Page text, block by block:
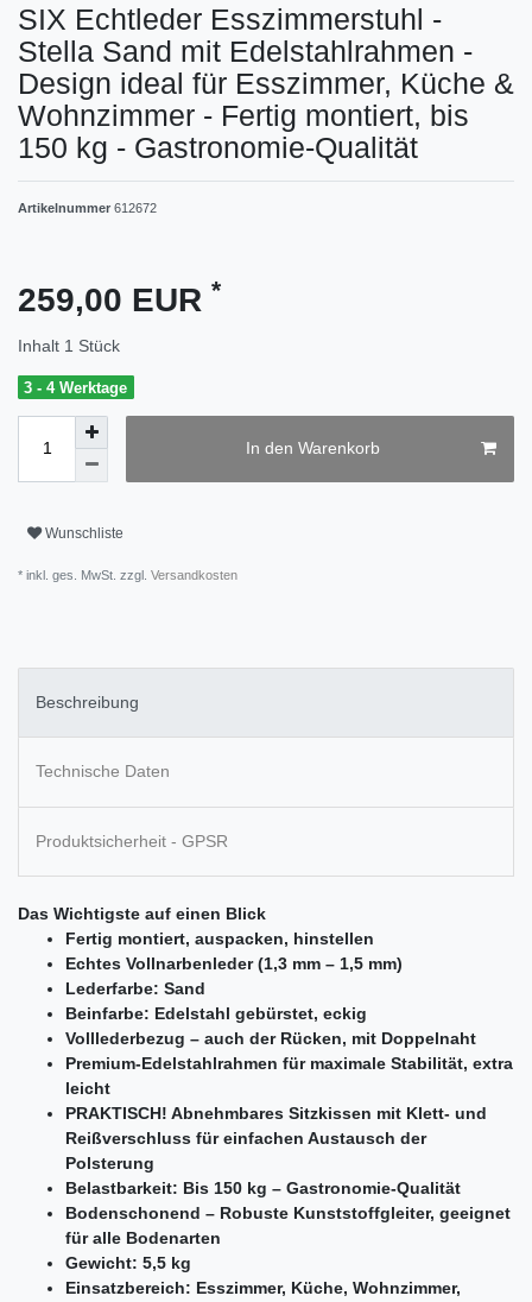
SIX Echtleder Esszimmerstuhl -
Stella Sand mit Edelstahlrahmen -
Design ideal für Esszimmer, Küche &
Wohnzimmer - Fertig montiert, bis
150 kg - Gastronomie-Qualität
Artikelnummer 612672
259,00 EUR *
Inhalt 1 Stück
3 - 4 Werktage
In den Warenkorb
Wunschliste
* inkl. ges. MwSt. zzgl. Versandkosten
Beschreibung
Technische Daten
Produktsicherheit - GPSR
Das Wichtigste auf einen Blick
Fertig montiert, auspacken, hinstellen
Echtes Vollnarbenleder (1,3 mm – 1,5 mm)
Lederfarbe: Sand
Beinfarbe: Edelstahl gebürstet, eckig
Volllederbezug – auch der Rücken, mit Doppelnaht
Premium-Edelstahlrahmen für maximale Stabilität, extra
leicht
PRAKTISCH! Abnehmbares Sitzkissen mit Klett- und
Reißverschluss für einfachen Austausch der
Polsterung
Belastbarkeit: Bis 150 kg – Gastronomie-Qualität
Bodenschonend – Robuste Kunststoffgleiter, geeignet
für alle Bodenarten
Gewicht: 5,5 kg
Einsatzbereich: Esszimmer, Küche, Wohnzimmer,